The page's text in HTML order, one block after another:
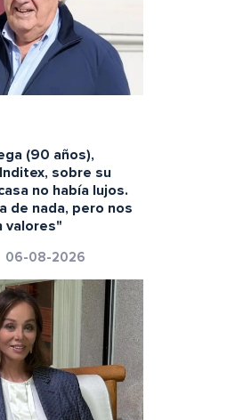
(90 años),
sobre su
no había lujos.
de nada, pero nos
valores"
06-08-2026